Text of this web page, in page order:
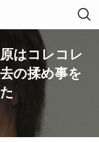
はコレコレ
の揉め事を